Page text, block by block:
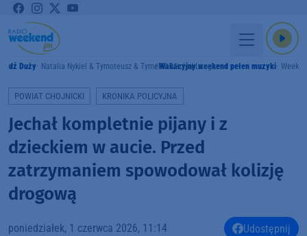
Bądź Duży Natalia Nykiel & Tymoteusz & Tymek & Michał LangeWakacyjny weekend pełen muzyki
POWIAT CHOJNICKI KRONIKA POLICYJNA
Jechał kompletnie pijany i z
dzieckiem w aucie. Przed
zatrzymaniem spowodował kolizję
drogową
poniedziałek, 1 czerwca 2026, 11:14 Udostępnij